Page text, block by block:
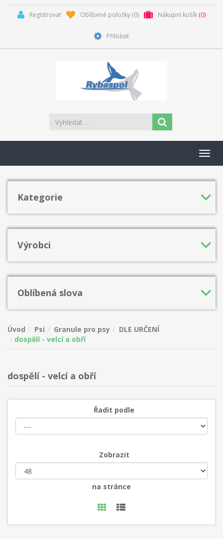
Registrovat Oblíbené položky (0) Nákupní košík (0)
Přihlásit
Kategorie
Výrobci
Oblíbená slova
Úvod Psi Granule pro psy
DLE URČENÍ
dospělí - velcí a obří
dospělí - velcí a obří
Řadit podle
Zobrazit
na stránce